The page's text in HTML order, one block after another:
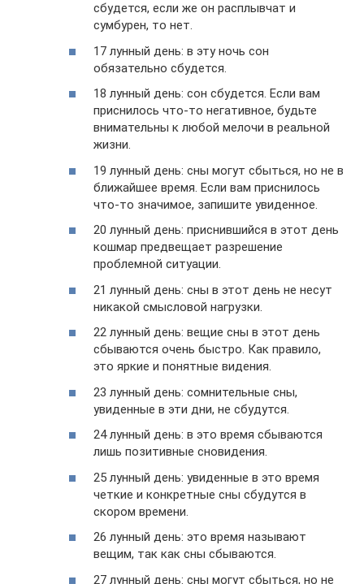
сбудется, если же он расплывчат и
сумбурен, то нет.
17 лунный день: в эту ночь сон
обязательно сбудется.
18 лунный день: сон сбудется. Если вам
приснилось что-то негативное, будьте
внимательны к любой мелочи в реальной
жизни.
19 лунный день: сны могут сбыться, но не в
ближайшее время. Если вам приснилось
что-то значимое, запишите увиденное.
20 лунный день: приснившийся в этот день
кошмар предвещает разрешение
проблемной ситуации.
21 лунный день: сны в этот день не несут
никакой смысловой нагрузки.
22 лунный день: вещие сны в этот день
сбываются очень быстро. Как правило,
это яркие и понятные видения.
23 лунный день: сомнительные сны,
увиденные в эти дни, не сбудутся.
24 лунный день: в это время сбываются
лишь позитивные сновидения.
25 лунный день: увиденные в это время
четкие и конкретные сны сбудутся в
скором времени.
26 лунный день: это время называют
вещим, так как сны сбываются.
27 лунный день: сны могут сбыться, но не